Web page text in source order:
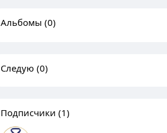
Альбомы (0)
Следую (0)
Подписчики (1)